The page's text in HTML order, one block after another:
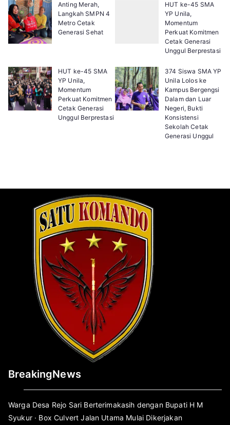
Anting Merah,
Langkah SMPN 4
Metro Cetak
Generasi Sehat
HUT ke-45 SMA
YP Unila,
Momentum
Perkuat Komitmen
Cetak Generasi
Unggul Berprestasi
HUT ke-45 SMA
YP Unila,
Momentum
Perkuat Komitmen
Cetak Generasi
Unggul Berprestasi
374 Siswa SMA YP
Unila Lolos ke
Kampus Bergengsi
Dalam dan Luar
Negeri, Bukti
Konsistensi
Sekolah Cetak
Generasi Unggul
BreakingNews
Warga Desa Rejo Sari Berterimakasih dengan Bupati H M
Syukur · Box Culvert Jalan Utama Mulai Dikerjakan